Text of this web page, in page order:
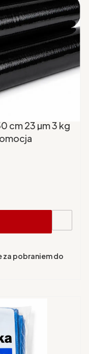
cm 23 µm 3 kg
6 rolek Promocja
za pobraniem do